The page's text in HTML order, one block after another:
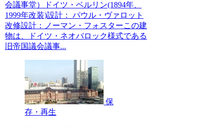
会議事堂）ドイツ・ベルリン(1894年、
1999年改装)設計： パウル・ヴァロット
改修設計：ノーマン・フォスターこの建
物は、ドイツ・ネオバロック様式である
旧帝国議会議事...
保
存・再生